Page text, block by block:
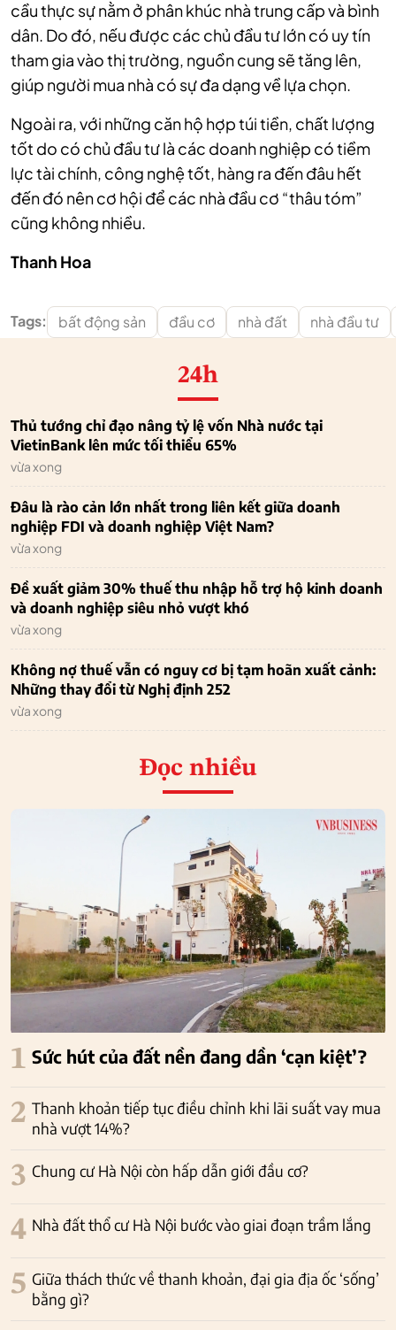
cầu thực sự nằm ở phân khúc nhà trung cấp và bình
dân. Do đó, nếu được các chủ đầu tư lớn có uy tín
tham gia vào thị trường, nguồn cung sẽ tăng lên,
giúp người mua nhà có sự đa dạng về lựa chọn.
Ngoài ra, với những căn hộ hợp túi tiền, chất lượng
tốt do có chủ đầu tư là các doanh nghiệp có tiềm
lực tài chính, công nghệ tốt, hàng ra đến đâu hết
đến đó nên cơ hội để các nhà đầu cơ “thâu tóm”
cũng không nhiều.
Thanh Hoa
Tags: bất động sản đầu cơ nhà đất nhà đầu tư
24h
Thủ tướng chỉ đạo nâng tỷ lệ vốn Nhà nước tại
VietinBank lên mức tối thiểu 65%
vừa xong
Đâu là rào cản lớn nhất trong liên kết giữa doanh
nghiệp FDI và doanh nghiệp Việt Nam?
vừa xong
Đề xuất giảm 30% thuế thu nhập hỗ trợ hộ kinh doanh
và doanh nghiệp siêu nhỏ vượt khó
vừa xong
Không nợ thuế vẫn có nguy cơ bị tạm hoãn xuất cảnh:
Những thay đổi từ Nghị định 252
vừa xong
Đọc nhiều
1 Sức hút của đất nền đang dần ‘cạn kiệt’?
2 Thanh khoản tiếp tục điều chỉnh khi lãi suất vay mua
nhà vượt 14%?
3 Chung cư Hà Nội còn hấp dẫn giới đầu cơ?
4 Nhà đất thổ cư Hà Nội bước vào giai đoạn trầm lắng
5 Giữa thách thức về thanh khoản, đại gia địa ốc ‘sống’
bằng gì?